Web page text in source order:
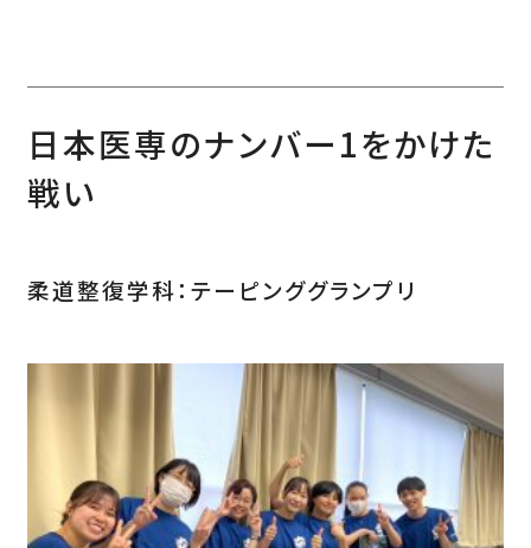
日本医専のナンバー1をかけた
戦い
柔道整復学科：テーピンググランプリ